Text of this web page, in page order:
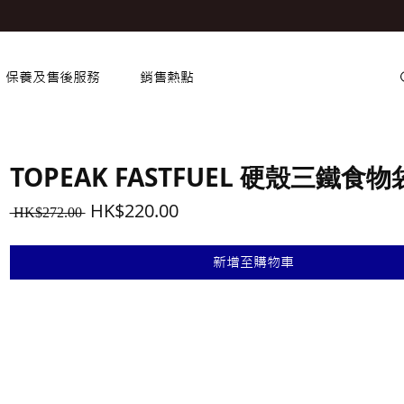
保養及售後服務 銷售熱點
TOPEAK FASTFUEL 硬殼三鐵食物
HK$272.00 一
格
HK$220.00促
格
新增至購物車